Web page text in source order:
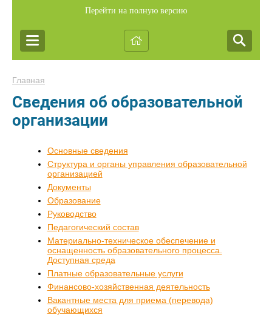
Перейти на полную версию
Главная
Сведения об образовательной
организации
Основные сведения
Структура и органы управления образовательной
организацией
Документы
Образование
Руководство
Педагогический состав
Материально-техническое обеспечение и
оснащенность образовательного процесса.
Доступная среда
Платные образовательные услуги
Финансово-хозяйственная деятельность
Вакантные места для приема (перевода)
обучающихся